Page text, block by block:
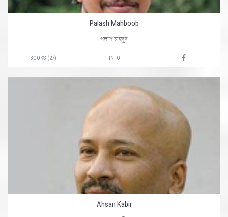
Palash Mahboob
পলাশ মাহবুব
BOOKS (27) INFO
Ahsan Kabir